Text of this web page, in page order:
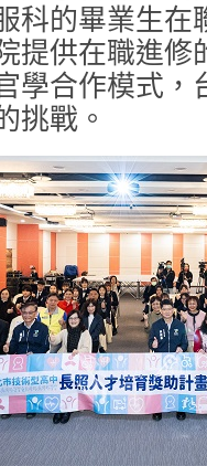
科的畢業生在
提供在職進修
學合作模式，
挑戰。